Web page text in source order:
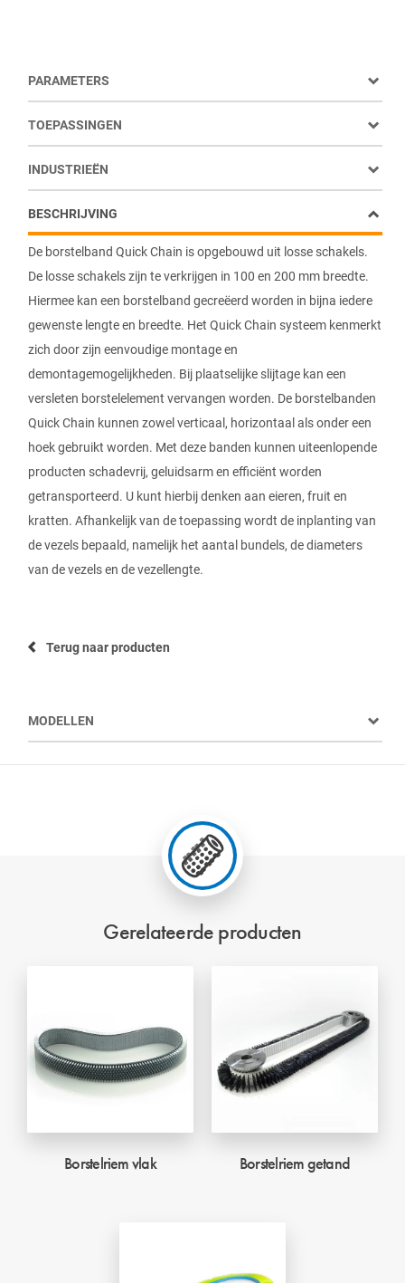
De borstelband Quick Chain is opgebouwd uit losse schakels.
De losse schakels zijn te verkrijgen in 100 en 200 mm breedte.
Hiermee kan een borstelband gecreëerd worden in bijna iedere
gewenste lengte en breedte. Het Quick Chain systeem kenmerkt
zich door zijn eenvoudige montage en
demontagemogelijkheden. Bij plaatselijke slijtage kan een
versleten borstelelement vervangen worden. De borstelbanden
Quick Chain kunnen zowel verticaal, horizontaal als onder een
hoek gebruikt worden. Met deze banden kunnen uiteenlopende
producten schadevrij, geluidsarm en efficiënt worden
getransporteerd. U kunt hierbij denken aan eieren, fruit en
kratten. Afhankelijk van de toepassing wordt de inplanting van
de vezels bepaald, namelijk het aantal bundels, de diameters
van de vezels en de vezellengte.
Terug naar producten
BESCHRIJVING
PARAMETERS
MODELLEN
TOEPASSINGEN
INDUSTRIEËN
Gerelateerde producten
Borstelriem vlak Borstelriem getand